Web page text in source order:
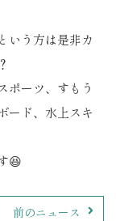
いう方は是非カ
ポーツ、すもう
ード、水上スキ
😆
前のニュース